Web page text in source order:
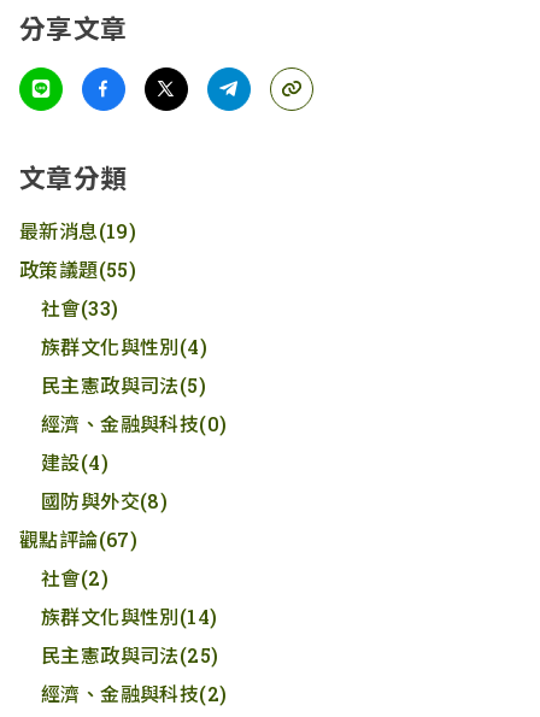
分享文章
文章分類
最新消息(19)
政策議題(55)
社會(33)
族群文化與性別(4)
民主憲政與司法(5)
經濟、金融與科技(0)
建設(4)
國防與外交(8)
觀點評論(67)
社會(2)
族群文化與性別(14)
民主憲政與司法(25)
經濟、金融與科技(2)